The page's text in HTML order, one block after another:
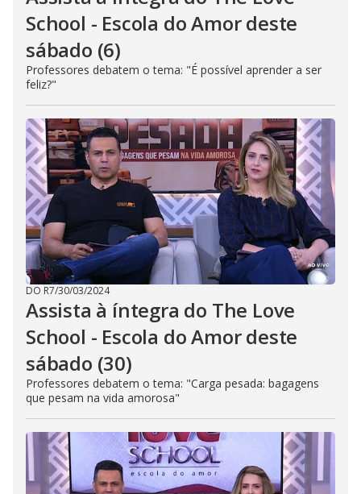
School - Escola do Amor deste
sábado (6)
Professores debatem o tema: "É possível aprender a ser
feliz?"
DO R7/30/03/2024
Assista à íntegra do The Love
School - Escola do Amor deste
sábado (30)
Professores debatem o tema: "Carga pesada: bagagens
que pesam na vida amorosa"